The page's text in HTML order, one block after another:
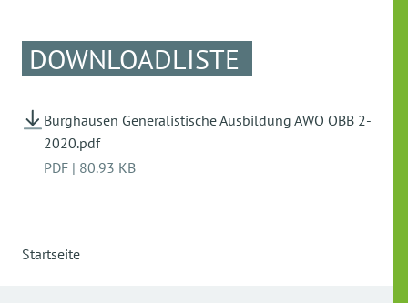
DOWNLOADLISTE
Burghausen Generalistische Ausbildung AWO OBB 2-
2020.pdf
PDF | 80.93 KB
Startseite